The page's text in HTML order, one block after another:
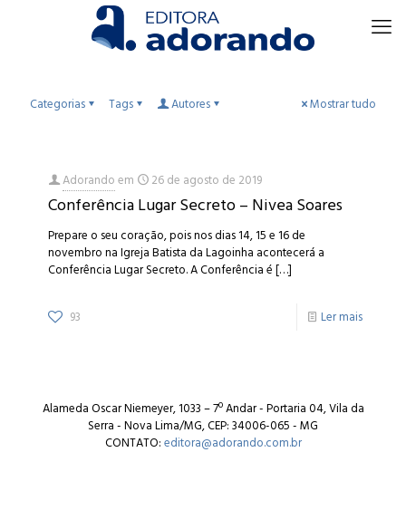
Categorias Tags Autores Mostrar tudo
Adorandoem 26 de agosto de 2019
Conferência Lugar Secreto – Nivea Soares
Prepare o seu coração, pois nos dias 14, 15 e 16 de
novembro na Igreja Batista da Lagoinha acontecerá a
Conferência Lugar Secreto. A Conferência é[…]
93 Ler mais
Alameda Oscar Niemeyer, 1033 – 7º Andar - Portaria 04, Vila da
Serra - Nova Lima/MG, CEP: 34006-065 - MG
CONTATO:editora@adorando.com.br